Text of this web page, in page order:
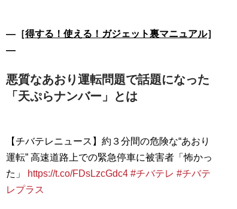
―［得する！使える！ガジェット裏マニュアル］
―
悪質なあおり運転問題で話題になった
「天ぷらナンバー」とは
【チバテレニュース】約３分間の危険な“あおり
運転” 高速道路上での緊急停車に被害者「怖かっ
た」
https://t.co/FDsLzcGdc4 #チバテレ #チバテ
レプラス